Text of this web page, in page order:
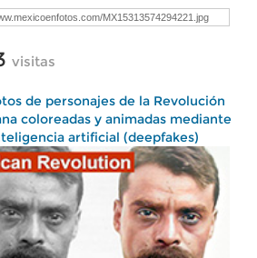
visitas
de personajes de la Revolución
coloreadas y animadas mediante
artificial (deepfakes)